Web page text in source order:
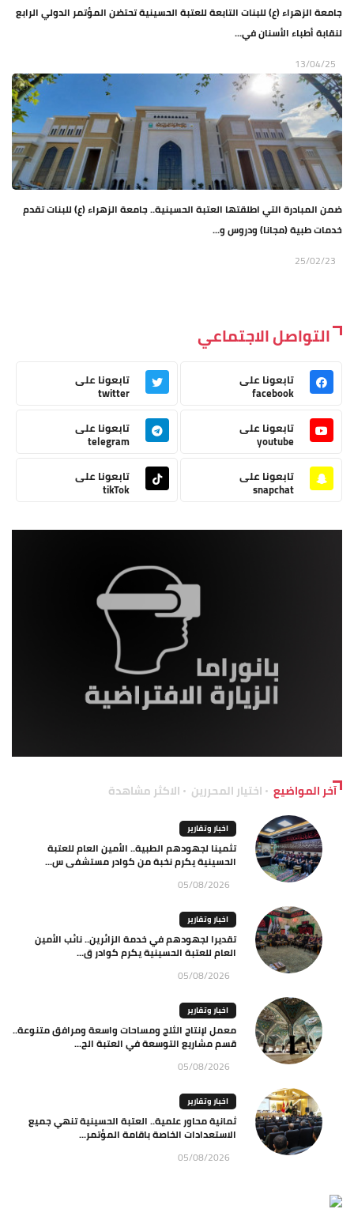
جامعة الزهراء (ع) للبنات التابعة للعتبة الحسينية تحتضن المؤتمر الدولي الرابع
لنقابة أطباء الأسنان في...
13/04/25
ضمن المبادرة التي اطلقتها العتبة الحسينية.. جامعة الزهراء (ع) للبنات تقدم
خدمات طبية (مجانا) ودروس و...
25/02/23
التواصل الاجتماعي
تابعونا على
facebook
تابعونا على
twitter
تابعونا على
youtube
تابعونا على
telegram
تابعونا على
snapchat
تابعونا على
tikTok
آخر المواضيع اختيار المحررين الاكثر مشاهدة
اخبار وتقارير
تثمينا لجهودهم الطبية.. الأمين العام للعتبة
الحسينية يكرم نخبة من كوادر مستشفى س...
05/08/2026
اخبار وتقارير
تقديرا لجهودهم في خدمة الزائرين.. نائب الأمين
العام للعتبة الحسينية يكرم كوادر ق...
05/08/2026
اخبار وتقارير
معمل لإنتاج الثلج ومساحات واسعة ومرافق متنوعة..
قسم مشاريع التوسعة في العتبة الح...
05/08/2026
اخبار وتقارير
ثمانية محاور علمية.. العتبة الحسينية تنهي جميع
الاستعدادات الخاصة باقامة المؤتمر...
05/08/2026